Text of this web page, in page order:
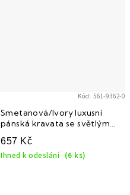
Smetanová/Ivory luxusní
pánská kravata se světlým
657 Kč
Ihned k odeslání (6 ks)
Kód: 561-9362-0